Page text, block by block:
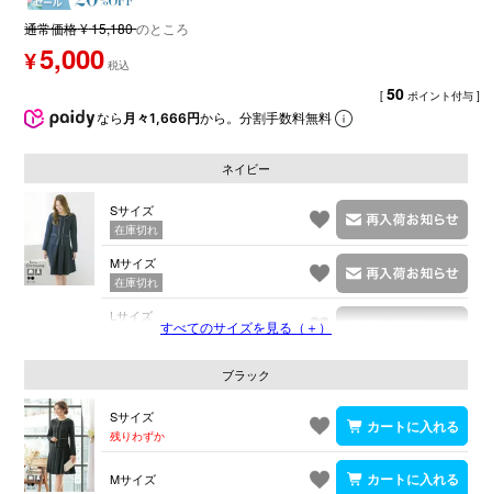
通常価格¥15,180のところ
¥5,000
[ 50 ポイント付与 ]
なら 月々1,666円から。分割手数料無料
ネイビー
Sサイズ
在庫切れ
Mサイズ
在庫切れ
Lサイズ
すべてのサイズを見る（＋）
ブラック
Sサイズ
残りわずか
Mサイズ